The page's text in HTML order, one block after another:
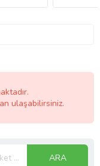
ulaşabilirsiniz.
ARA